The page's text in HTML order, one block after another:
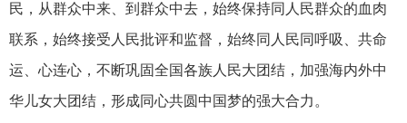
民，从群众中来、到群众中去，始终保持同人民群众的血肉
联系，始终接受人民批评和监督，始终同人民同呼吸、共命
运、心连心，不断巩固全国各族人民大团结，加强海内外中
华儿女大团结，形成同心共圆中国梦的强大合力。